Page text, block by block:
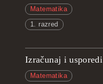
Matematika
1. razred
Izračunaj i usporedi
Matematika